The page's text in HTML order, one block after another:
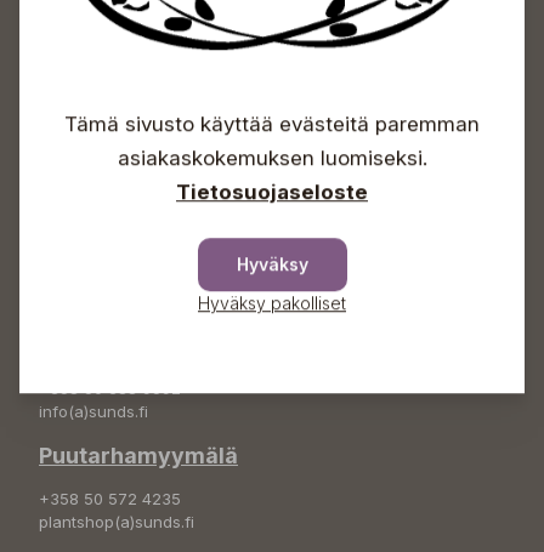
Arkisin 09-18
Lauantaisin 09-16
Sunnuntaisin Itsepalvelu
info(a)sunds.fi
+358 50 388 9592
info(a)sunds.fi
Puutarhamyymälä
+358 50 572 4235
plantshop(a)sunds.fi
Tämä sivusto käyttää evästeitä paremman
asiakaskokemuksen luomiseksi.
Tietosuojaseloste
Hyväksy
Hyväksy pakolliset